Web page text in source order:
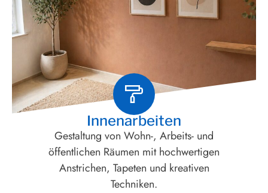
Innenarbeiten
Gestaltung von Wohn-, Arbeits- und
öffentlichen Räumen mit hochwertigen
Anstrichen, Tapeten und kreativen
Techniken.